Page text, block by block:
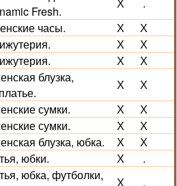
Fresh.
часы. Х
Х
Х
Х
Х
Х
блузка,
Х
Х
сумки. Х
Х
сумки. Х
Х
блузка, юбка. Х
Х
юбки. Х
.
юбка, футболки,
Х
.